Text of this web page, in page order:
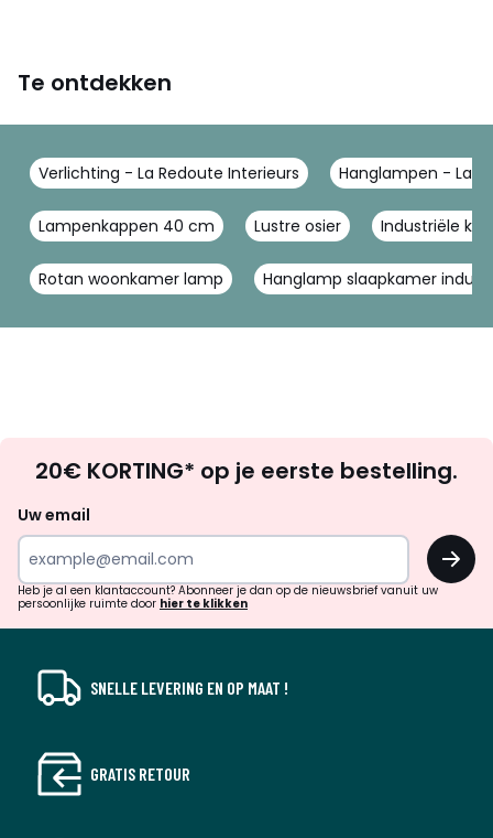
Te ontdekken
Verlichting - La Redoute Interieurs Hanglampen - La
Lampenkappen 40 cm Lustre osier Industriële
Rotan woonkamer lamp Hanglamp slaapkamer
zoek
inspiratie
verrassingen?
20€ KORTING* op je eerste bestelling.
Uw email
OK
Heb je al een klantaccount? Abonneer je dan op de nieuwsbrief vanuit uw
persoonlijke ruimte door hier te klikken
SNELLE LEVERING EN OP MAAT !
GRATIS RETOUR